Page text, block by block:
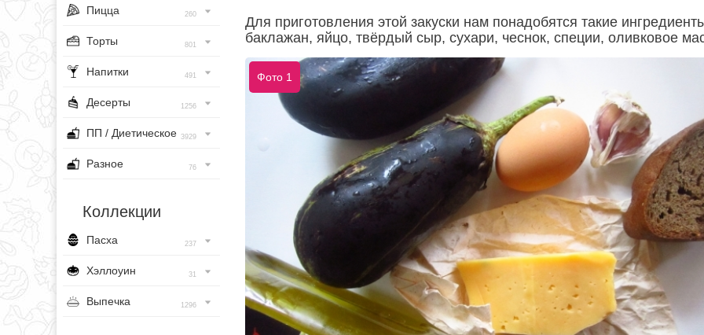
Пицца 260
Торты 801
Напитки 491
Десерты 1256
ПП / Диетическое 3929
Разное 76
Коллекции
Пасха 237
Хэллоуин 31
Выпечка 1296
Для приготовления этой закуски нам понадобятся такие
баклажан, яйцо, твёрдый сыр, сухари, чеснок, специи, оливковое
Фото 1